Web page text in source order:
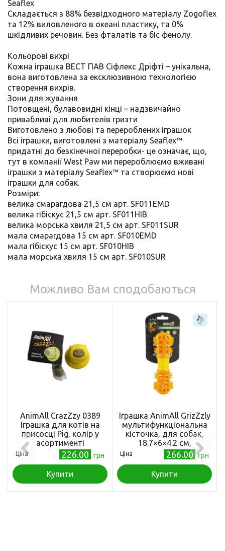
Seaflex
Складається з 88% безвідходного матеріалу Zogoflex
та 12% виловленого в океані пластику, та 0%
шкідливих речовин. Без фталатів та біс фенолу.
Кольорові вихрі
Кожна іграшка ВЕСТ ПАВ Сіфлекс Дріфті – унікальна,
вона виготовлена за ексклюзивною технологією
створення вихрів.
Зони для жування
Потовщені, булавовидні кінці – надзвичайно
привабливі для любителів гризти
Виготовлено з любові та перероблених іграшок
Всі іграшки, виготовлені з матеріалу Seaflex™
придатні до безкінечної переробки- це означає, що,
тут в компанії West Paw ми перероблюємо вживані
іграшки з матеріалу Seaflex™ та створюємо нові
іграшки для собак.
Розміри:
велика смарагдова 21,5 см арт. SF011EMD
велика гібіскус 21,5 см арт. SF011HIB
велика морська хвиля 21,5 см арт. SF011SUR
мала смарагдова 15 см арт. SF010EMD
мала гібіскус 15 см арт. SF010HIB
мала морська хвиля 15 см арт. SF010SUR
Можливо Вам сподобаються
AnimAll CrazZzy 0389
Іграшка для котів на
присосці Pig, колір у
асортименті
Ціна 226.00 грн
Купити
Іграшка AnimAll GrizZzly
мультифункціональна
кісточка, для собак,
18.7×6×4.2 см,
оранжево-жовта
Ціна 266.00 грн
Купити